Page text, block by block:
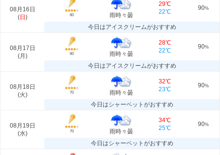
08月16日
(日 ) 60 雨時々曇
29℃
22℃
90%
今日はアイスクリームがおすすめ
08月17日
(月 ) 60 雨時々曇
28℃
22℃
90%
今日はアイスクリームがおすすめ
08月18日
(火) 70 雨時々曇
32℃
23℃
90%
今日はシャーベットがおすすめ
08月19日
(水) 70 雨時々曇
34℃
25℃
90%
今日はシャーベットがおすすめ